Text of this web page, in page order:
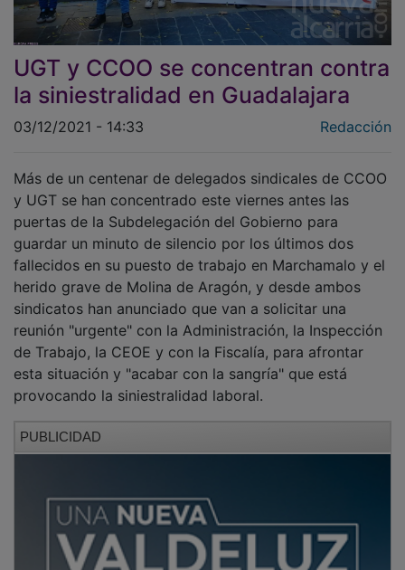
UGT y CCOO se concentran contra
la siniestralidad en Guadalajara
y UGT se han concentrado este viernes antes las
puertas de la Subdelegación del Gobierno para
guardar un minuto de silencio por los últimos dos
fallecidos en su puesto de trabajo en Marchamalo y el
herido grave de Molina de Aragón, y desde ambos
sindicatos han anunciado que van a solicitar una
reunión "urgente" con la Administración, la Inspección
de Trabajo, la CEOE y con la Fiscalía, para afrontar
esta situación y "acabar con la sangría" que está
provocando la siniestralidad laboral.